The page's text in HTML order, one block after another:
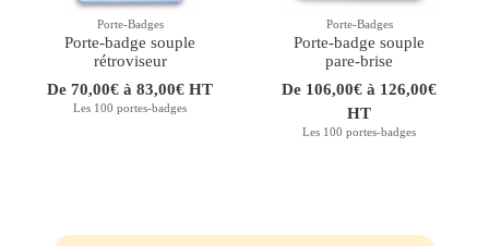
Porte-Badges
Porte-badge souple
rétroviseur
De 70,00€ à 83,00€ HT
Les 100 portes-badges
Porte-Badges
Porte-badge souple
pare-brise
De 106,00€ à 126,00€
HT
Les 100 portes-badges